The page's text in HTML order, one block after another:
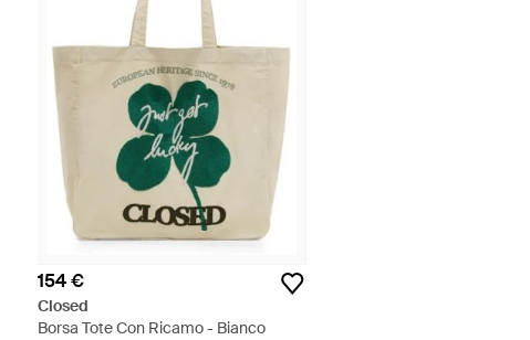
154 €
Closed
Borsa Tote Con Ricamo - Bianco